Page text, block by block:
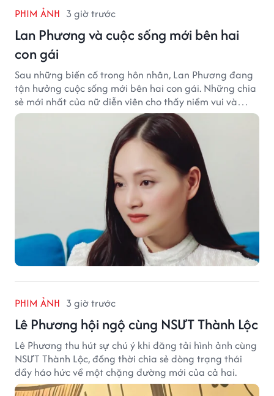
PHIM ẢNH 3 giờ trước
Lan Phương và cuộc sống mới bên hai
con gái
Sau những biến cố trong hôn nhân, Lan Phương đang
tận hưởng cuộc sống mới bên hai con gái. Những chia
sẻ mới nhất của nữ diễn viên cho thấy niềm vui và
hạnh phúc hiện tại đến từ những điều bình dị mỗi
PHIM ẢNH 3 giờ trước
Lê Phương hội ngộ cùng NSƯT Thành Lộc
Lê Phương thu hút sự chú ý khi đăng tải hình ảnh cùng
NSƯT Thành Lộc, đồng thời chia sẻ dòng trạng thái
đầy háo hức về một chặng đường mới của cả hai.